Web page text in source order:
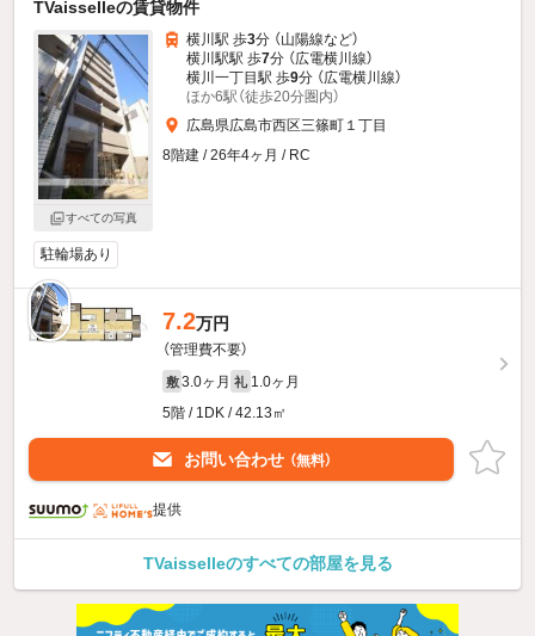
TVaisselleの賃貸物件
すべての写真
横川駅 歩3分 （山陽線など）
横川駅駅 歩7分 （広電横川線）
横川一丁目駅 歩9分 （広電横川線）
ほか6駅（徒歩20分圏内）
広島県広島市西区三篠町１丁目
8階建 / 26年4ヶ月 / RC
駐輪場あり
7.2万円
（管理費不要）
敷 3.0ヶ月 礼 1.0ヶ月
5階 / 1DK / 42.13㎡
お問い合わせ （無料）
提供
TVaisselleのすべての部屋を見る